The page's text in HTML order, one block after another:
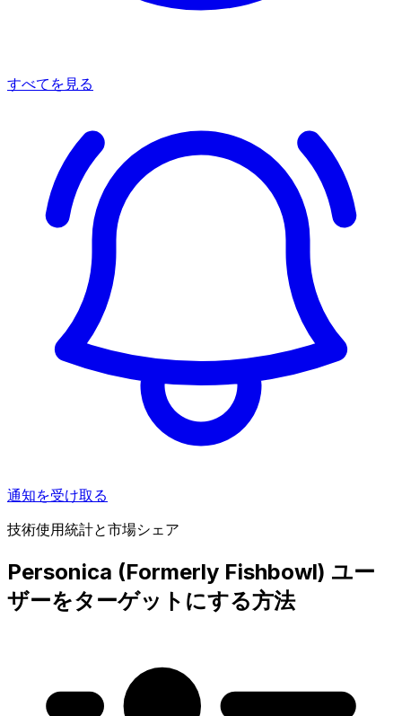
すべてを見る
通知を受け取る
技術使用統計と市場シェア
Personica (Formerly Fishbowl) ユー
ザーをターゲットにする方法